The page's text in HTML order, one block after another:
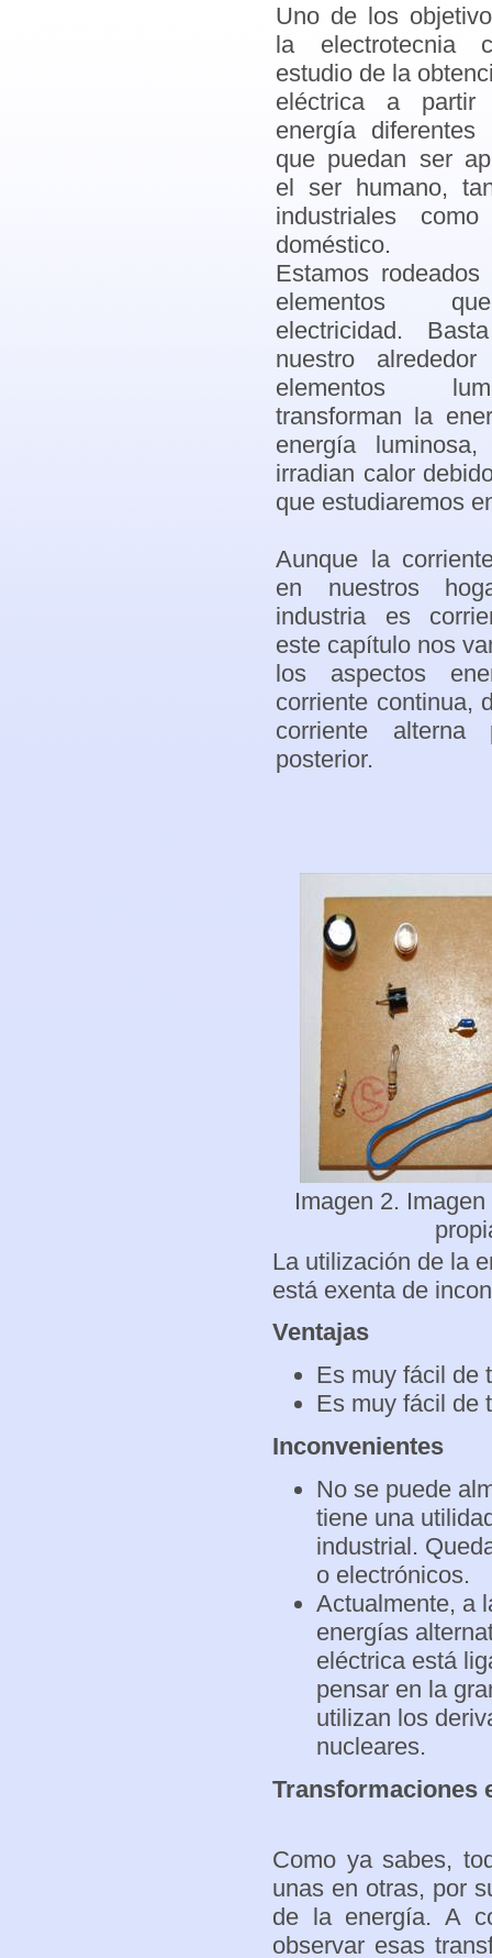
Uno de los
la electrotecnia
estudio de la
eléctrica a
energía
que puedan ser
el ser humano,
industriales
doméstico.
Estamos
elementos
electricidad.
nuestro
elementos
transforman la
energía
irradian calor
que estudiaremos
Aunque la
en nuestros
industria es
este capítulo nos
los aspectos
corriente continua,
corriente
posterior.
Imagen 2.
La utilización de la
está exenta de
Ventajas
Es muy fácil de
Es muy fácil de
Inconvenientes
No se puede
tiene una
industrial.
o electrónicos.
Actualmente, a
energías
eléctrica está
pensar en la
utilizan los
nucleares.
Transformaciones
Como ya sabes,
unas en otras, por
de la energía. A
observar esas